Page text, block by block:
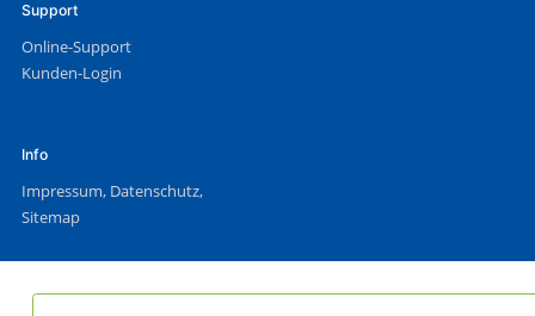
Support
Online-Support
Kunden-Login
Info
Impressum, Datenschutz,
Sitemap